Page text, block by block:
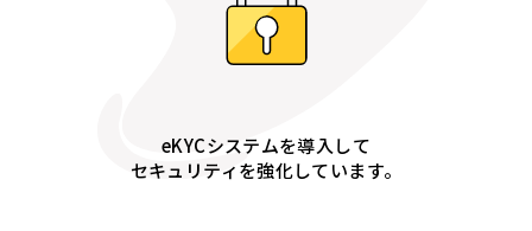
eKYCシステムを導入して
セキュリティを強化しています。